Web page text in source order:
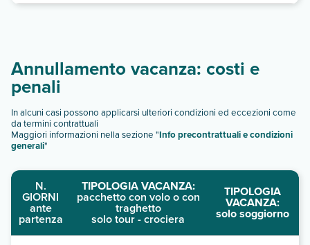
Annullamento vacanza: costi e
penali
In alcuni casi possono applicarsi ulteriori condizioni ed eccezioni come
da termini contrattuali
Maggiori informazioni nella sezione "Info precontrattuali e condizioni
generali"
N.
GIORNI
ante
partenza
TIPOLOGIA VACANZA:
pacchetto con volo o con
traghetto
solo tour - crociera
TIPOLOGIA
VACANZA:
solo soggiorno